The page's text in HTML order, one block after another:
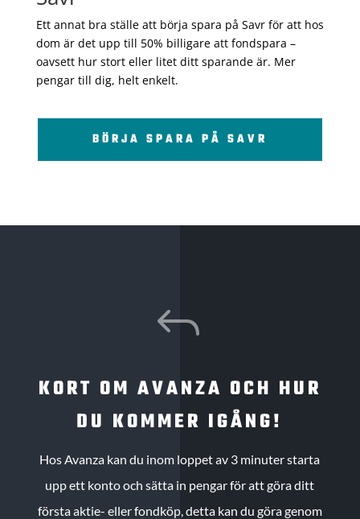
Ett annat bra ställe att börja spara på Savr för att hos
dom är det upp till 50% billigare att fondspara –
oavsett hur stort eller litet ditt sparande är. Mer
pengar till dig, helt enkelt.
BÖRJA SPARA PÅ SAVR
J
KORT OM AVANZA OCH HUR
DU KOMMER IGÅNG!
Hos Avanza kan du inom loppet av 3 minuter starta
upp ett konto och sätta in pengar för att göra ditt
första aktie- eller fondköp, detta kan du göra genom